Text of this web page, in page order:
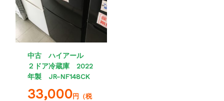
中古 ハイアール
２ドア冷蔵庫 2022
年製 JR-NF148CK
33,000円（税